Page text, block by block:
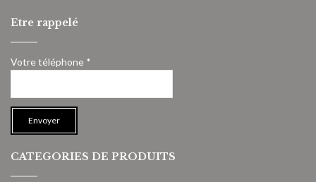
Etre rappelé
Votre téléphone *
CATEGORIES DE PRODUITS